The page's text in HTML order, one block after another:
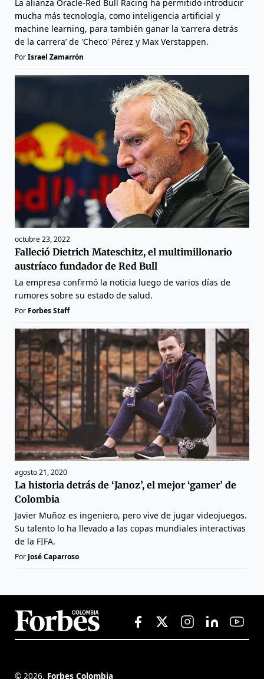
La alianza Oracle-Red Bull Racing ha permitido introducir
mucha más tecnología, como inteligencia artificial y
machine learning, para también ganar la ‘carrera detrás
de la carrera’ de 'Checo' Pérez y Max Verstappen.
PorIsrael Zamarrón
octubre 23, 2022
Falleció Dietrich Mateschitz, el multimillonario
austríaco fundador de Red Bull
La empresa confirmó la noticia luego de varios días de
rumores sobre su estado de salud.
Por Forbes Staff
agosto 21, 2020
La historia detrás de ‘Janoz’, el mejor ‘gamer’ de
Colombia
Javier Muñoz es ingeniero, pero vive de jugar videojuegos.
Su talento lo ha llevado a las copas mundiales interactivas
de la FIFA.
Por José Caparroso
© 2026, Forbes Colombia